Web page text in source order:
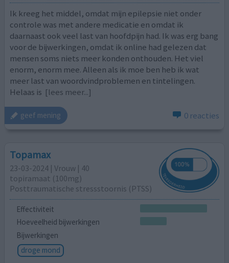
Ik kreeg het middel, omdat mijn epilepsie niet onder
controle was met andere medicatie en omdat ik
daarnaast ook veel last van hoofdpijn had. Ik was erg bang
voor de bijwerkingen, omdat ik online had gelezen dat
mensen soms niets meer konden onthouden. Het viel
enorm, enorm mee. Alleen als ik moe ben heb ik wat
meer last van woordvindproblemen en tintelingen.
Helaas is [lees meer...]
geef mening 0 reacties
Topamax
23-03-2024 | Vrouw | 40
topiramaat (100mg)
Posttraumatische stressstoornis (PTSS)
Effectiviteit
Hoeveelheid bijwerkingen
Bijwerkingen
droge mond